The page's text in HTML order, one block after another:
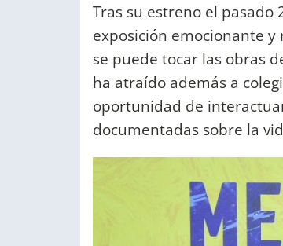
Tras su estreno el pasado
exposición emocionante
se puede tocar las obras
ha atraído además a
oportunidad de
documentadas sobre la